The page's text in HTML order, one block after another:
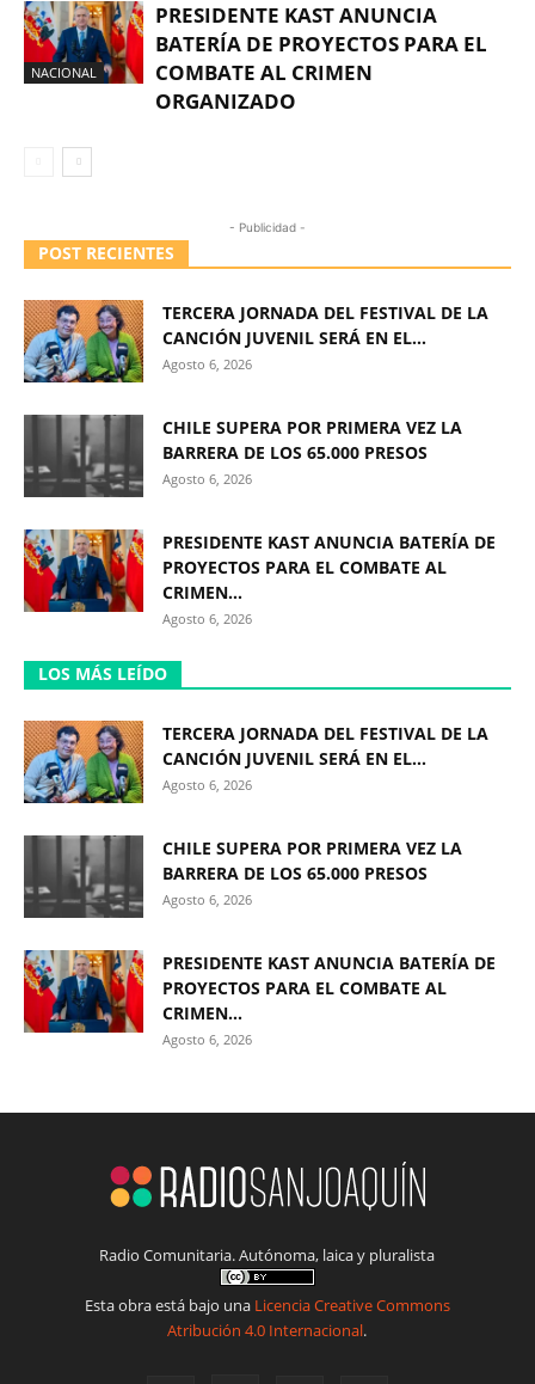
NACIONAL
PRESIDENTE KAST ANUNCIA
BATERÍA DE PROYECTOS PARA EL
COMBATE AL CRIMEN
ORGANIZADO
- Publicidad -
POST RECIENTES
TERCERA JORNADA DEL FESTIVAL DE LA
CANCIÓN JUVENIL SERÁ EN EL...
Agosto 6, 2026
CHILE SUPERA POR PRIMERA VEZ LA
BARRERA DE LOS 65.000 PRESOS
Agosto 6, 2026
PRESIDENTE KAST ANUNCIA BATERÍA DE
PROYECTOS PARA EL COMBATE AL
CRIMEN...
Agosto 6, 2026
LOS MÁS LEÍDO
TERCERA JORNADA DEL FESTIVAL DE LA
CANCIÓN JUVENIL SERÁ EN EL...
Agosto 6, 2026
CHILE SUPERA POR PRIMERA VEZ LA
BARRERA DE LOS 65.000 PRESOS
Agosto 6, 2026
PRESIDENTE KAST ANUNCIA BATERÍA DE
PROYECTOS PARA EL COMBATE AL
CRIMEN...
Agosto 6, 2026
Radio Comunitaria. Autónoma, laica y pluralista
Esta obra está bajo una Licencia Creative Commons
Atribución 4.0 Internacional.